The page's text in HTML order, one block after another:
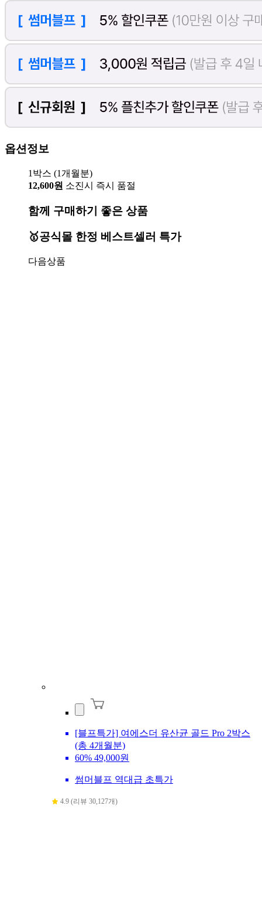
옵션정보
1박스 (1개월분)
12,600원 소진시 즉시 품절
함께 구매하기 좋은 상품
🥇공식몰 한정 베스트셀러 특가
다음상품
[블프특가] 여에스더 유산균 골드 Pro 2박스
(총 4개월분)
60% 49,000원
썸머블프 역대급 초특가
4.9 (리뷰 30,127개)